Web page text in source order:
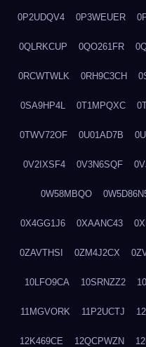
0P2UDQV4 0P3WEUER
0QLRKCUP 0QO261FR
0RCWTWLK 0RH9C3CH
0SA9HP4L 0T1MPQXC
0TWV72OF 0U01AD7B
0V2IXSF4 0V3N6SQF
0W58MBQO
0X4GG1J6 0XAANC43
0ZAVTHSI 0ZM4J2CX
10LFO9CA 10SRNZZ2
11MGVORK 11P2UCTJ
12K469CE 12QCPWZN